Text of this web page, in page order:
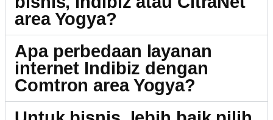
area Yogya?
Apa perbedaan layanan
internet Indibiz dengan
Comtron area Yogya?